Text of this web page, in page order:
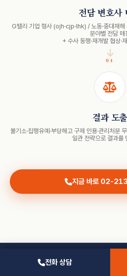
구로 변호사 상담 02-
전담 변호사
G밸리 기업 형사 (ojh·cjp·lhk) / 노동·중대재
분야별 전담 매
+ 수사 동행·재개발 협상·
04
결과 도출
불기소·집행유예·부당해고 구제 인용·관리처분
일관 전략으로 결과를
지금 바로 02-
법무법인 화온 —
前 김앤장 오정
전화 상담